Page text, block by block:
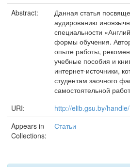
Abstract:
Данная статья
аудированию
специальности
формы обучения.
опыте работы,
учебные пособия и
интернет-источники,
студентам заочного
самостоятельной
URI:
http://elib.gsu.by/
Appears in
Collections:
Статьи